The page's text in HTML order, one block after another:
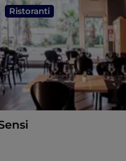
Ristoranti